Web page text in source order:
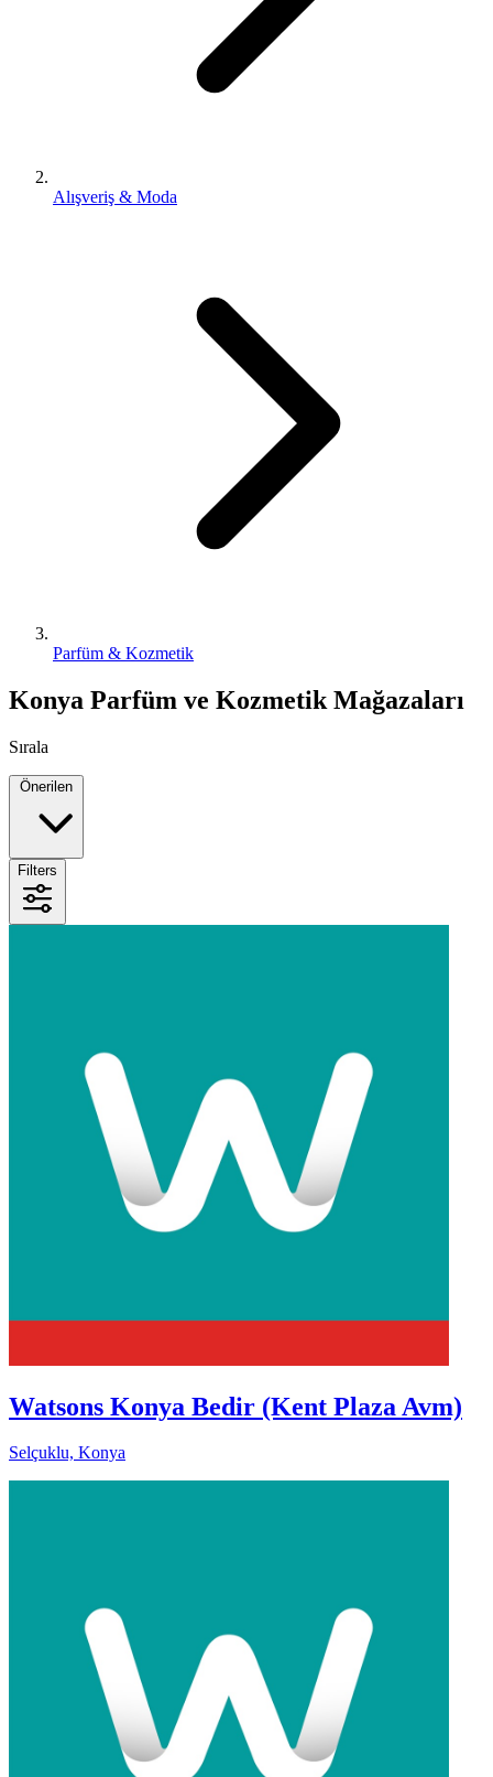
Alışveriş & Moda
Parfüm & Kozmetik
Konya Parfüm ve Kozmetik Mağazaları
Sırala
Filters
Watsons Konya Bedir (Kent Plaza Avm)
Selçuklu, Konya